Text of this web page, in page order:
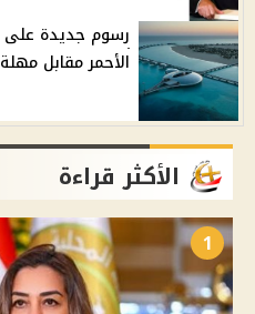
رسوم جديدة على
الأحمر مقابل
الأكثر قراءة
1